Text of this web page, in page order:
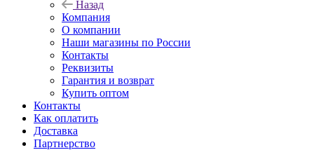
Назад
Компания
О компании
Наши магазины по России
Контакты
Реквизиты
Гарантия и возврат
Купить оптом
Контакты
Как оплатить
Доставка
Партнерство